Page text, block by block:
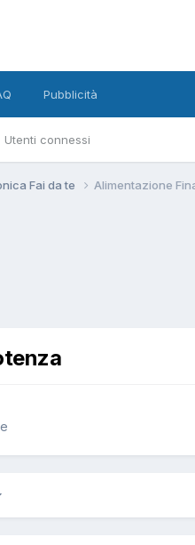
Utenti connessi
Pubblicità
Fai da te Alimentazione